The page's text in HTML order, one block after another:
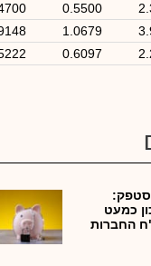
0.5500
1.0679
0.6097
כמעט
החברות